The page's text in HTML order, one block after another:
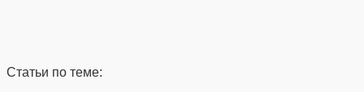
Статьи по теме: